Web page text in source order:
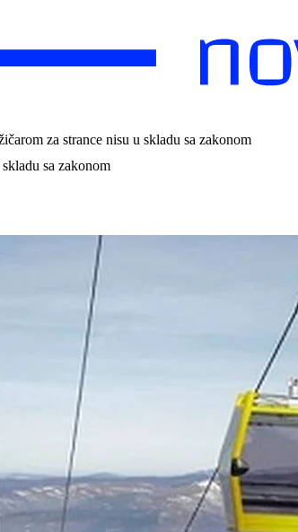
za strance nisu u skladu sa zakonom
sa zakonom